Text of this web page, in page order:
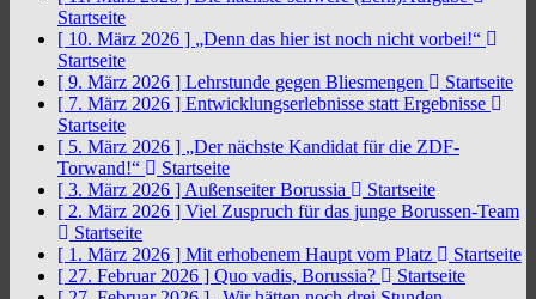
Startseite
[ 10. März 2026 ] „Denn das hier ist noch nicht vorbei!“
Startseite
[ 9. März 2026 ] Lehrstunde gegen Bliesmengen
Startseite
[ 7. März 2026 ] Entwicklungserlebnisse statt Ergebnisse
Startseite
[ 5. März 2026 ] „Der nächste Kandidat für die ZDF-
Torwand!“
Startseite
[ 3. März 2026 ] Außenseiter Borussia
Startseite
[ 2. März 2026 ] Viel Zuspruch für das junge Borussen-Team
Startseite
[ 1. März 2026 ] Mit erhobenem Haupt vom Platz
Startseite
[ 27. Februar 2026 ] Quo vadis, Borussia?
Startseite